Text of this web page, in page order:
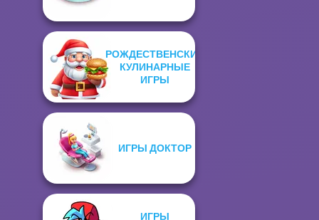
РОЖДЕСТВЕНСКИЕ
КУЛИНАРНЫЕ
ИГРЫ
ИГРЫ ДОКТОР
ИГРЫ